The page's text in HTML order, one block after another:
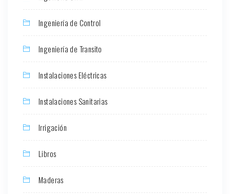
Ingeniería de Control
Ingeniería de Transito
Instalaciones Eléctricas
Instalaciones Sanitarias
Irrigación
Libros
Maderas